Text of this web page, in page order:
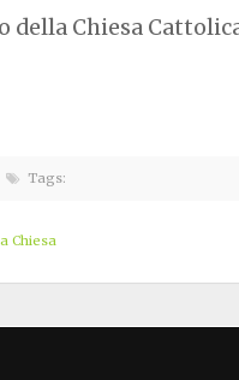
della Chiesa
Tags:
Chiesa